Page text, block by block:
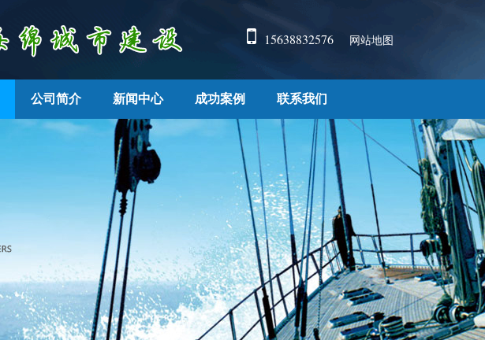
15638832576 网站地图
公司简介 新闻中心 成功案例 联系我们